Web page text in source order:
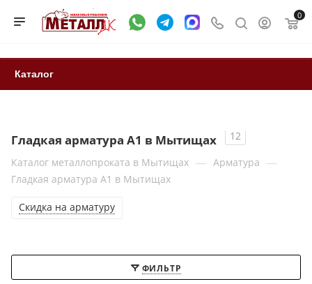
0
Каталог
Гладкая арматура А1 в Мытищах
12
Каталог металлопроката в Мытищах — Арматура —
Гладкая арматура А1 в Мытищах
Скидка на арматуру
ФИЛЬТР